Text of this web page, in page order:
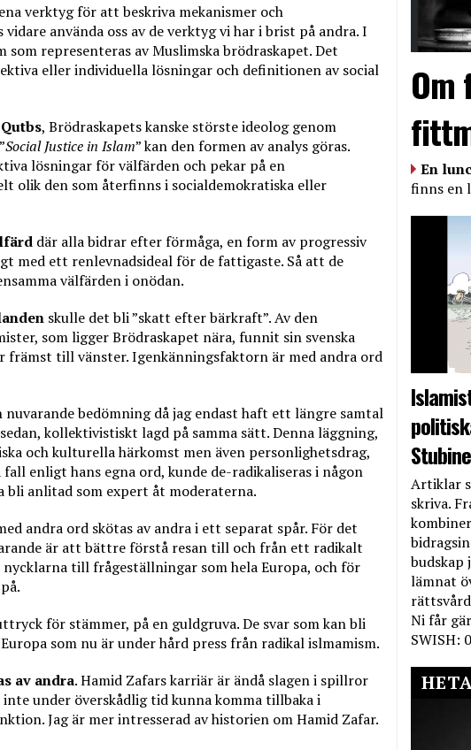
verktyg för att beskriva mekanismer och
använda oss av de verktyg vi har i brist på andra. I
som representeras av Muslimska brödraskapet. Det
eller individuella lösningar och definitionen av social
, Brödraskapets kanske störste ideolog genom
Social Justice in Islam” kan den formen av analys göras.
lösningar för välfärden och pekar på en
olik den som återfinns i socialdemokratiska eller
där alla bidrar efter förmåga, en form av progressiv
med ett renlevnadsideal för de fattigaste. Så att de
välfärden i onödan.
skulle det bli ”skatt efter bärkraft”. Av den
som ligger Brödraskapet nära, funnit sin svenska
till vänster. Igenkänningsfaktorn är med andra ord
bedömning då jag endast haft ett längre samtal
kollektivistiskt lagd på samma sätt. Denna läggning,
och kulturella härkomst men även personlighetsdrag,
enligt hans egna ord, kunde de-radikaliseras i någon
anlitad som expert åt moderaterna.
andra ord skötas av andra i ett separat spår. För det
är att bättre förstå resan till och från ett radikalt
nycklarna till frågeställningar som hela Europa, och för
för stämmer, på en guldgruva. De svar som kan bli
som nu är under hård press från radikal islmamism.
av andra. Hamid Zafars karriär är ändå slagen i spillror
under överskådlig tid kunna komma tillbaka i
Jag är mer intresserad av historien om Hamid Zafar.
Om
En
finns en
Artiklar
skriva.
budskap
lämnat
Ni får
SWISH: